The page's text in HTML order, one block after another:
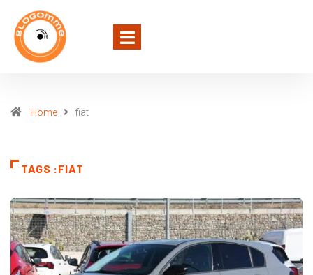
Home fiat
TAGS :FIAT